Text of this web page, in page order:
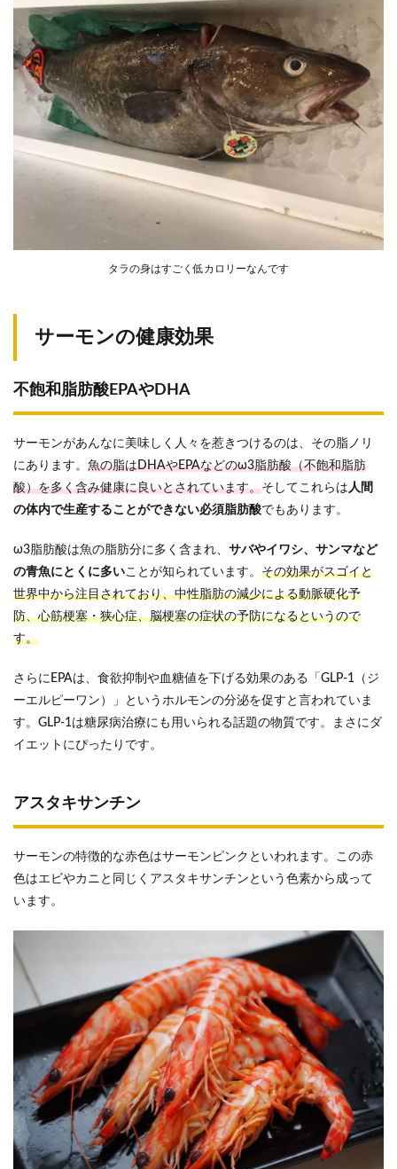
タラの身はすごく低カロリーなんです
サーモンの健康効果
不飽和脂肪酸EPAやDHA
サーモンがあんなに美味しく人々を惹きつけるのは、その脂ノリ
にあります。 魚の脂はDHAやEPAなどのω3脂肪酸（不飽和脂肪
酸）を多く含み健康に良いとされています。そしてこれらは 人間
の体内で生産することができない必須脂肪酸でもあります。
ω3脂肪酸は魚の脂肪分に多く含まれ、 サバやイワシ、サンマなど
の青魚にとくに多いことが知られています。 その効果がスゴイと
世界中から注目されており、中性脂肪の減少による動脈硬化予
防、心筋梗塞・狭心症、脳梗塞の症状の予防になるというので
す。
さらにEPAは、食欲抑制や血糖値を下げる効果のある「GLP-1（ジ
ーエルピーワン）」というホルモンの分泌を促すと言われていま
す。GLP-1は糖尿病治療にも用いられる話題の物質です。まさにダ
イエットにぴったりです。
アスタキサンチン
サーモンの特徴的な赤色はサーモンピンクといわれます。この赤
色はエビやカニと同じくアスタキサンチンという色素から成って
います。